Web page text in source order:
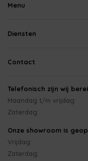
Menu
Diensten
Contact
Telefonisch zijn wij
Maandag t/m vrijdag:
Zaterdag:
Onze showroom is
Vrijdag:
Zaterdag: